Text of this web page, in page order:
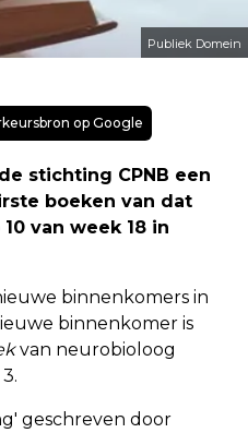
Publiek Domein
op Google
stichting CPNB een
boeken van dat
van week 18 in
binnenkomers in
binnenkomer is
van neurobioloog
geschreven door